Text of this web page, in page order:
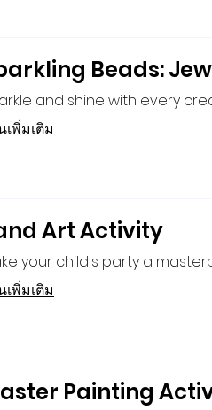
Beads:
and shine with every
เพิ่มเติม
Art Activity
your child's party a
เพิ่มเติม
Painting